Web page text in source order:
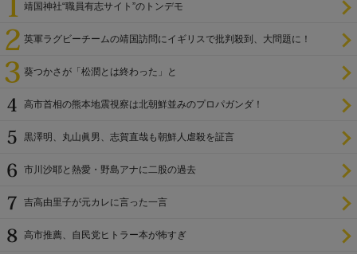
靖国神社“職員有志サイト”のトンデモ
英軍ラグビーチームの靖国訪問にイギリスで批判殺到、大問題に！
葵つかさが「松潤とは終わった」と
高市首相の熊本地震視察は北朝鮮並みのプロパガンダ！
黒澤明、丸山眞男、志賀直哉も朝鮮人虐殺を証言
市川沙耶と熱愛・野島アナに二股の過去
吉高由里子が元カレに言った一言
高市推薦、自民党ヒトラー本が怖すぎ